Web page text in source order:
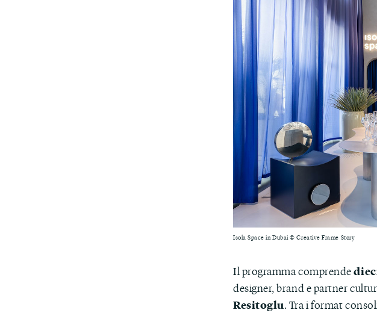
Isola Space in Dubai © Creative Frame Story
Il programma comprende
designer, brand e partner
Resitoglu. Tra i format